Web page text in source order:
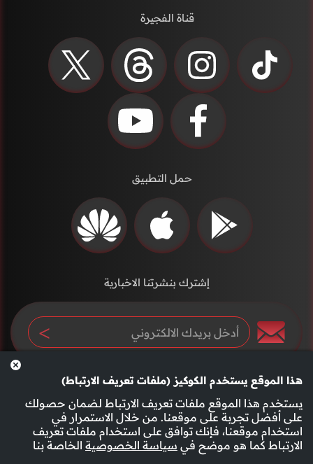
هذا الموقع يستخدم الكوكيز (ملفات تعريف الارتباط)
يستخدم هذا الموقع ملفات تعريف الارتباط لضمان حصولك
على أفضل تجربة على موقعنا. من خلال الاستمرار في
استخدام موقعنا، فإنك توافق على استخدام ملفات تعريف
الارتباط كما هو موضح في سياسة الخصوصية الخاصة بنا
قناة الفجيرة
حمل التطبيق
إشترك بنشرتنا الاخبارية
سياسة الخصوصية الأحكام والشروط